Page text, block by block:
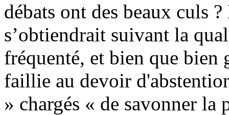
débats ont des beaux culs
s’obtiendrait suivant la
fréquenté, et bien que bien
faillie au devoir
» chargés « de savonner la